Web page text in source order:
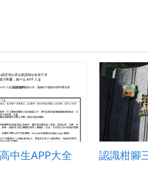
中生APP大全 認識柑腳